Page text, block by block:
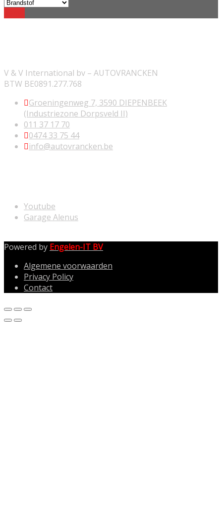
V & V International bv – AUTOVRANCKEN
BTW BE0891.277.768
Groeningenweg 7, 3590 DIEPENBEEK
(Industriezone Dorpsveld II)
011 37 17 70
0474 33 75 44
info@autovrancken.be
Youtube
Garage Alenus
Powered by Engelen-IT BV
Algemene voorwaarden
Privacy Policy
Contact